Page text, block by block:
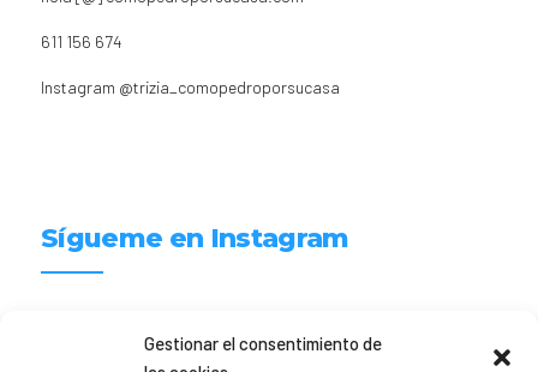
Gestionar el consentimiento de
611 156 674
Instagram @trizia_comopedroporsucasa
Sígueme en Instagram
Freelance | Web | RRSS
Mi tienda de productos ECO
@lacatalina.shop